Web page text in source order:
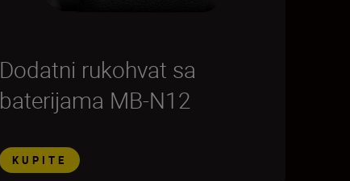
Dodatni rukohvat sa
baterijama MB-N12
KUPITE